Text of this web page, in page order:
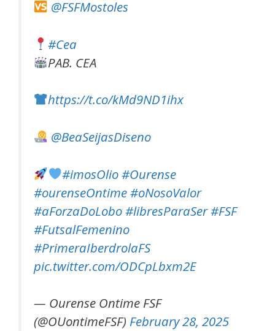
@FSFMostoles
#Cea
PAB. CEA
https://t.co/kMd9ND1ihx
@BeaSeijasDiseno
#imosOlio#Ourense
#ourenseOntime#oNosoValor
#aForzaDoLobo#libresParaSer#FSF
#FutsalFemenino
#PrimeraIberdrolaFS
pic.twitter.com/ODCpLbxm2E
— Ourense Ontime FSF
(@OUontimeFSF) February 28, 2025